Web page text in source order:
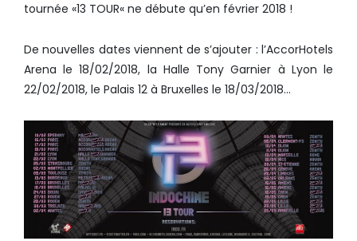
tournée «13 TOUR« ne débute qu’en février 2018 !
De nouvelles dates viennent de s’ajouter : l’AccorHotels
Arena le 18/02/2018, la Halle Tony Garnier à Lyon le
22/02/2018, le Palais 12 à Bruxelles le 18/03/2018…